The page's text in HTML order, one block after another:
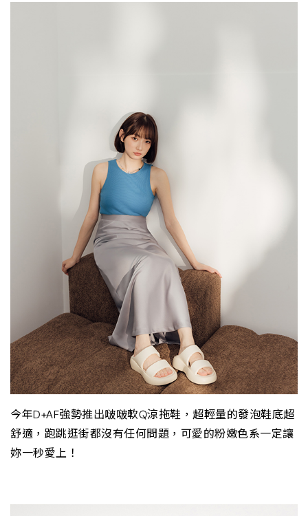
今年D+AF強勢推出啵啵軟Q涼拖鞋，超輕量的發泡鞋底超
舒適，跑跳逛街都沒有任何問題，可愛的粉嫩色系一定讓
妳一秒愛上！